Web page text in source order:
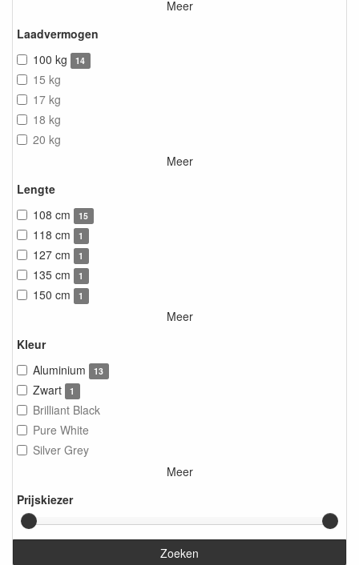
Meer
Laadvermogen
100 kg
14
15 kg
17 kg
18 kg
20 kg
Meer
Lengte
108 cm
15
118 cm 1
127 cm 1
135 cm 1
150 cm 1
Meer
Kleur
Aluminium
13
Zwart 1
Brilliant Black
Pure White
Silver Grey
Meer
Prijskiezer
Zoeken